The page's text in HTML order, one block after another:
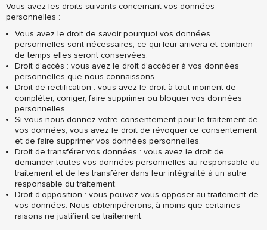
Vous avez les droits suivants concernant vos données
personnelles :
Vous avez le droit de savoir pourquoi vos données
personnelles sont nécessaires, ce qui leur arrivera et combien
de temps elles seront conservées.
Droit d’accès : vous avez le droit d’accéder à vos données
personnelles que nous connaissons.
Droit de rectification : vous avez le droit à tout moment de
compléter, corriger, faire supprimer ou bloquer vos données
personnelles.
Si vous nous donnez votre consentement pour le traitement de
vos données, vous avez le droit de révoquer ce consentement
et de faire supprimer vos données personnelles.
Droit de transférer vos données : vous avez le droit de
demander toutes vos données personnelles au responsable du
traitement et de les transférer dans leur intégralité à un autre
responsable du traitement.
Droit d’opposition : vous pouvez vous opposer au traitement de
vos données. Nous obtempérerons, à moins que certaines
raisons ne justifient ce traitement.